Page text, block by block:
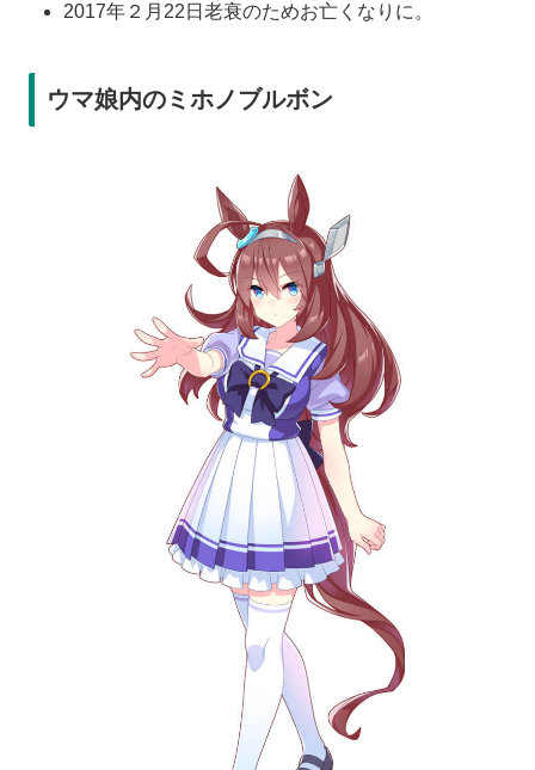
2017年２月22日老衰のためお亡くなりに。
ウマ娘内のミホノブルボン